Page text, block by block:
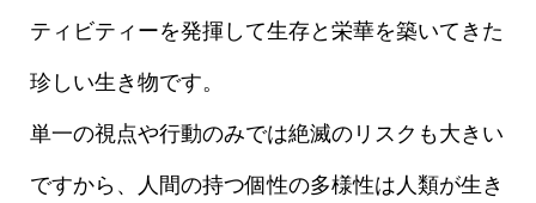
ティビティーを発揮して生存と栄華を築いてきた
珍しい生き物です。
単一の視点や行動のみでは絶滅のリスクも大きい
ですから、人間の持つ個性の多様性は人類が生き